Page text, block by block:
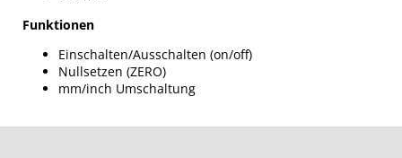
Funktionen
Einschalten/Ausschalten (on/off)
Nullsetzen (ZERO)
mm/inch Umschaltung